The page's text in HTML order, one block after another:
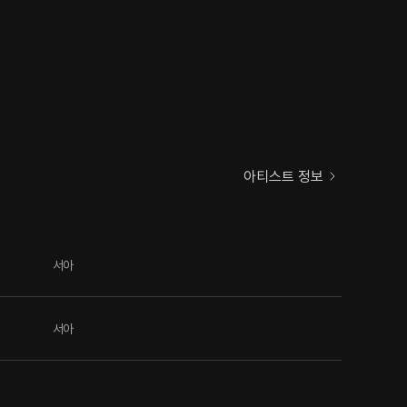
아티스트 정보
서아
서아